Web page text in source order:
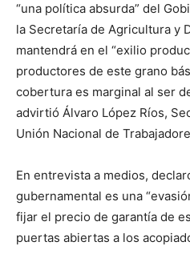
“una política absurda” del
la Secretaría de Agricultura y
mantendrá en el “exilio
productores de este grano
cobertura es marginal al ser
advirtió Álvaro López Ríos,
Unión Nacional de
En entrevista a medios,
gubernamental es una
fijar el precio de garantía de
puertas abiertas a los